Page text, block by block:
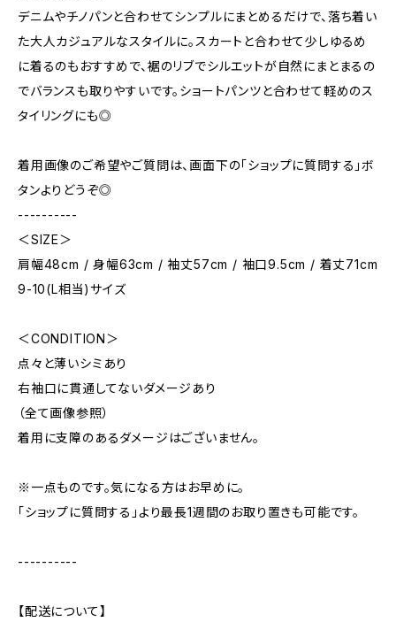
デニムやチノパンと合わせてシンプルにまとめるだけで、落ち着い
た大人カジュアルなスタイルに。スカートと合わせて少しゆるめ
に着るのもおすすめで、裾のリブでシルエットが自然にまとまるの
でバランスも取りやすいです。ショートパンツと合わせて軽めのス
タイリングにも◎
着用画像のご希望やご質問は、画面下の「ショップに質問する」ボ
タンよりどうぞ◎
----------
＜SIZE＞
肩幅48cm / 身幅63cm / 袖丈57cm / 袖口9.5cm / 着丈71cm
9-10(L相当)サイズ
＜CONDITION＞
点々と薄いシミあり
右袖口に貫通してないダメージあり
（全て画像参照）
着用に支障のあるダメージはございません。
※一点ものです。気になる方はお早めに。
「ショップに質問する」より最長1週間のお取り置きも可能です。
----------
【配送について】